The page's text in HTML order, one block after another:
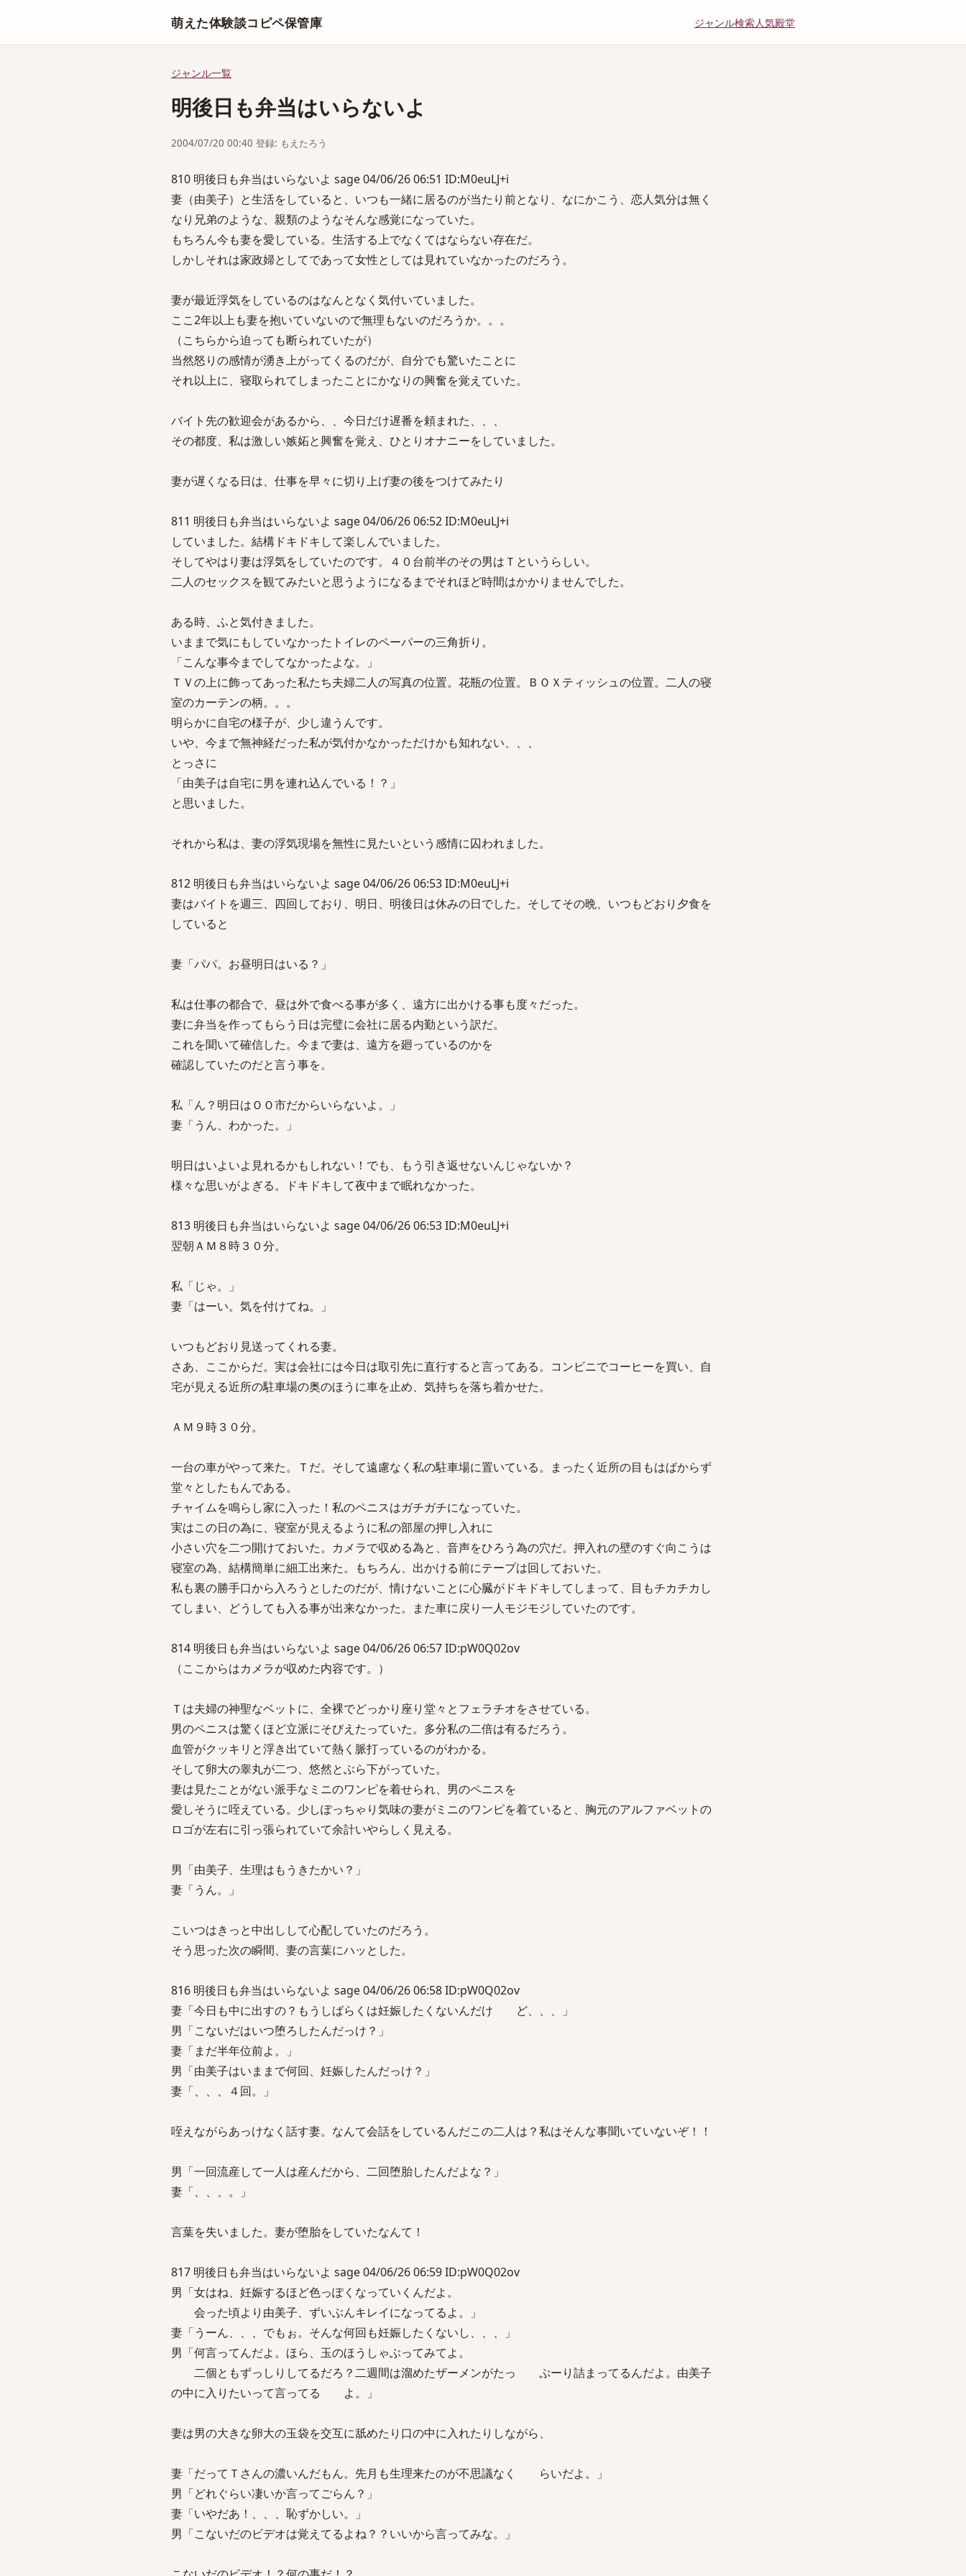
萌えた体験談コピペ保管庫 ジャンル検索人気殿堂
ジャンル一覧
明後日も弁当はいらないよ
2004/07/20 00:40 登録: もえたろう
810 明後日も弁当はいらないよ sage 04/06/26 06:51 ID:M0euLJ+i
妻（由美子）と生活をしていると、いつも一緒に居るのが当たり前となり、なにかこう、恋人気分は無く
なり兄弟のような、親類のようなそんな感覚になっていた。
もちろん今も妻を愛している。生活する上でなくてはならない存在だ。
しかしそれは家政婦としてであって女性としては見れていなかったのだろう。
妻が最近浮気をしているのはなんとなく気付いていました。
ここ2年以上も妻を抱いていないので無理もないのだろうか。。。
（こちらから迫っても断られていたが）
当然怒りの感情が湧き上がってくるのだが、自分でも驚いたことに
それ以上に、寝取られてしまったことにかなりの興奮を覚えていた。
バイト先の歓迎会があるから、、今日だけ遅番を頼まれた、、、
その都度、私は激しい嫉妬と興奮を覚え、ひとりオナニーをしていました。
妻が遅くなる日は、仕事を早々に切り上げ妻の後をつけてみたり
811 明後日も弁当はいらないよ sage 04/06/26 06:52 ID:M0euLJ+i
していました。結構ドキドキして楽しんでいました。
そしてやはり妻は浮気をしていたのです。４０台前半のその男はＴというらしい。
二人のセックスを観てみたいと思うようになるまでそれほど時間はかかりませんでした。
ある時、ふと気付きました。
いままで気にもしていなかったトイレのペーパーの三角折り。
「こんな事今までしてなかったよな。」
ＴＶの上に飾ってあった私たち夫婦二人の写真の位置。花瓶の位置。ＢＯＸティッシュの位置。二人の寝
室のカーテンの柄。。。
明らかに自宅の様子が、少し違うんです。
いや、今まで無神経だった私が気付かなかっただけかも知れない、、、
とっさに
「由美子は自宅に男を連れ込んでいる！？」
と思いました。
それから私は、妻の浮気現場を無性に見たいという感情に囚われました。
812 明後日も弁当はいらないよ sage 04/06/26 06:53 ID:M0euLJ+i
妻はバイトを週三、四回しており、明日、明後日は休みの日でした。そしてその晩、いつもどおり夕食を
していると
妻「パパ。お昼明日はいる？」
私は仕事の都合で、昼は外で食べる事が多く、遠方に出かける事も度々だった。
妻に弁当を作ってもらう日は完璧に会社に居る内勤という訳だ。
これを聞いて確信した。今まで妻は、遠方を廻っているのかを
確認していたのだと言う事を。
私「ん？明日はＯＯ市だからいらないよ。」
妻「うん、わかった。」
明日はいよいよ見れるかもしれない！でも、もう引き返せないんじゃないか？
様々な思いがよぎる。ドキドキして夜中まで眠れなかった。
813 明後日も弁当はいらないよ sage 04/06/26 06:53 ID:M0euLJ+i
翌朝ＡＭ８時３０分。
私「じゃ。」
妻「はーい。気を付けてね。」
いつもどおり見送ってくれる妻。
さあ、ここからだ。実は会社には今日は取引先に直行すると言ってある。コンビニでコーヒーを買い、自
宅が見える近所の駐車場の奥のほうに車を止め、気持ちを落ち着かせた。
ＡＭ９時３０分。
一台の車がやって来た。Ｔだ。そして遠慮なく私の駐車場に置いている。まったく近所の目もはばからず
堂々としたもんである。
チャイムを鳴らし家に入った！私のペニスはガチガチになっていた。
実はこの日の為に、寝室が見えるように私の部屋の押し入れに
小さい穴を二つ開けておいた。カメラで収める為と、音声をひろう為の穴だ。押入れの壁のすぐ向こうは
寝室の為、結構簡単に細工出来た。もちろん、出かける前にテープは回しておいた。
私も裏の勝手口から入ろうとしたのだが、情けないことに心臓がドキドキしてしまって、目もチカチカし
てしまい、どうしても入る事が出来なかった。また車に戻り一人モジモジしていたのです。
814 明後日も弁当はいらないよ sage 04/06/26 06:57 ID:pW0Q02ov
（ここからはカメラが収めた内容です。）
Ｔは夫婦の神聖なベットに、全裸でどっかり座り堂々とフェラチオをさせている。
男のペニスは驚くほど立派にそびえたっていた。多分私の二倍は有るだろう。
血管がクッキリと浮き出ていて熱く脈打っているのがわかる。
そして卵大の睾丸が二つ、悠然とぶら下がっていた。
妻は見たことがない派手なミニのワンピを着せられ、男のペニスを
愛しそうに咥えている。少しぽっちゃり気味の妻がミニのワンピを着ていると、胸元のアルファベットの
ロゴが左右に引っ張られていて余計いやらしく見える。
男「由美子、生理はもうきたかい？」
妻「うん。」
こいつはきっと中出しして心配していたのだろう。
そう思った次の瞬間、妻の言葉にハッとした。
816 明後日も弁当はいらないよ sage 04/06/26 06:58 ID:pW0Q02ov
妻「今日も中に出すの？もうしばらくは妊娠したくないんだけ ど、、、」
男「こないだはいつ堕ろしたんだっけ？」
妻「まだ半年位前よ。」
男「由美子はいままで何回、妊娠したんだっけ？」
妻「、、、４回。」
咥えながらあっけなく話す妻。なんて会話をしているんだこの二人は？私はそんな事聞いていないぞ！！
男「一回流産して一人は産んだから、二回堕胎したんだよな？」
妻「、、、。」
言葉を失いました。妻が堕胎をしていたなんて！
817 明後日も弁当はいらないよ sage 04/06/26 06:59 ID:pW0Q02ov
男「女はね、妊娠するほど色っぽくなっていくんだよ。
会った頃より由美子、ずいぶんキレイになってるよ。」
妻「うーん、、、でもぉ。そんな何回も妊娠したくないし、、、」
男「何言ってんだよ。ほら、玉のほうしゃぶってみてよ。
二個ともずっしりしてるだろ？二週間は溜めたザーメンがたっ ぷーり詰まってるんだよ。由美子
の中に入りたいって言ってる よ。」
妻は男の大きな卵大の玉袋を交互に舐めたり口の中に入れたりしながら、
妻「だってＴさんの濃いんだもん。先月も生理来たのが不思議なく らいだよ。」
男「どれぐらい凄いか言ってごらん？」
妻「いやだあ！、、、恥ずかしい。」
男「こないだのビデオは覚えてるよね？？いいから言ってみな。」